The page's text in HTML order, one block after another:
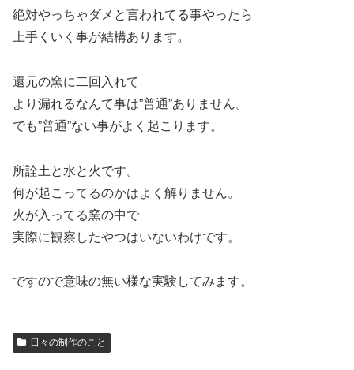
絶対やっちゃダメと言われてる事やったら
上手くいく事が結構あります。
還元の窯に二回入れて
より漏れるなんて事は”普通”ありません。
でも”普通”ない事がよく起こります。
所詮土と水と火です。
何が起こってるのかはよく解りません。
火が入ってる窯の中で
実際に観察したやつはいないわけです。
ですので意味の無い様な実験してみます。
日々の制作のこと